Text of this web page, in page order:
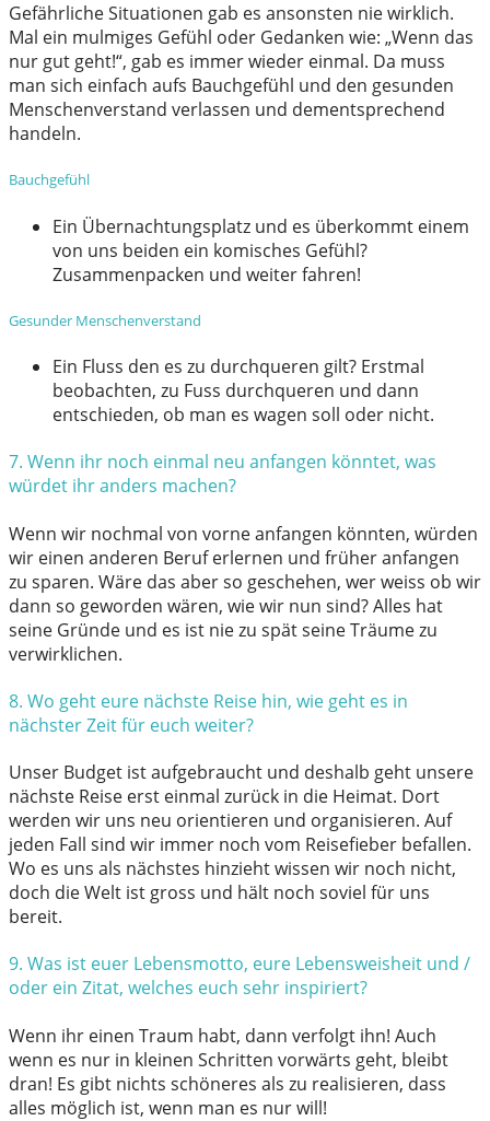
Gefährliche Situationen gab es ansonsten nie wirklich.
Mal ein mulmiges Gefühl oder Gedanken wie: „Wenn das
nur gut geht!“, gab es immer wieder einmal. Da muss
man sich einfach aufs Bauchgefühl und den gesunden
Menschenverstand verlassen und dementsprechend
handeln.
Bauchgefühl
Ein Übernachtungsplatz und es überkommt einem
von uns beiden ein komisches Gefühl?
Zusammenpacken und weiter fahren!
Gesunder Menschenverstand
Ein Fluss den es zu durchqueren gilt? Erstmal
beobachten, zu Fuss durchqueren und dann
entschieden, ob man es wagen soll oder nicht.
7. Wenn ihr noch einmal neu anfangen könntet, was
würdet ihr anders machen?
Wenn wir nochmal von vorne anfangen könnten, würden
wir einen anderen Beruf erlernen und früher anfangen
zu sparen. Wäre das aber so geschehen, wer weiss ob wir
dann so geworden wären, wie wir nun sind? Alles hat
seine Gründe und es ist nie zu spät seine Träume zu
verwirklichen.
8. Wo geht eure nächste Reise hin, wie geht es in
nächster Zeitfür euch weiter?
Unser Budget ist aufgebraucht und deshalb geht unsere
nächste Reise erst einmal zurück in die Heimat. Dort
werden wir uns neu orientieren und organisieren. Auf
jeden Fall sind wir immer noch vom Reisefieber befallen.
Wo es uns als nächstes hinzieht wissen wir noch nicht,
doch die Welt ist gross und hält noch soviel für uns
bereit.
9. Was ist euer Lebensmotto, eure Lebensweisheit und /
oder ein Zitat, welches euch sehr inspiriert?
Wenn ihr einen Traum habt, dann verfolgt ihn! Auch
wenn es nur in kleinen Schritten vorwärts geht, bleibt
dran! Es gibt nichts schöneres als zu realisieren, dass
alles möglich ist, wenn man es nur will!